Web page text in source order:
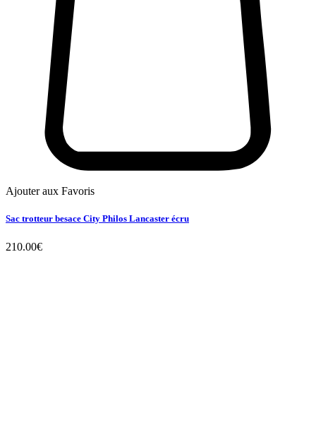
Ajouter aux Favoris
Sac trotteur besace City Philos Lancaster écru
210.00€